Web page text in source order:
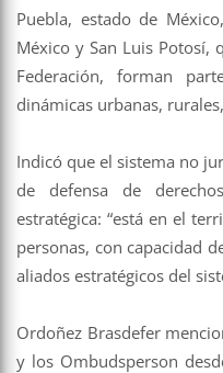
Puebla, estado de
México y San Luis Potosí,
Federación, forman
dinámicas urbanas,
Indicó que el sistema no
de defensa de
estratégica: “está en el
personas, con capacidad
aliados estratégicos del
Ordoñez Brasdefer
y los Ombudsperson